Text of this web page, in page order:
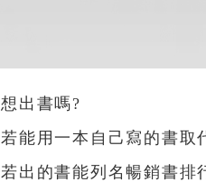
想出書嗎?
若能用一本自己寫的書取
若出的書能列名暢銷書排